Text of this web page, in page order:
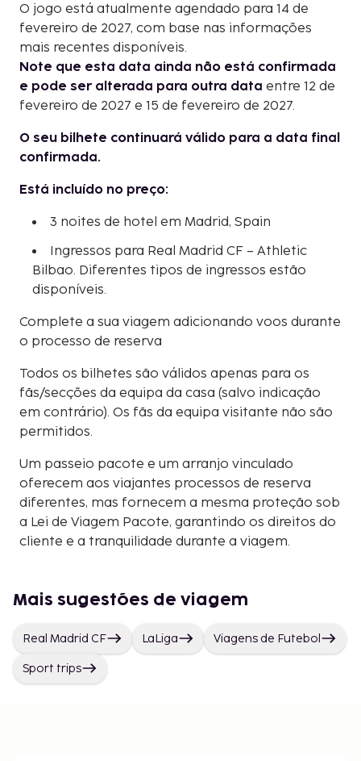
O jogo está atualmente agendado para 14 de
fevereiro de 2027, com base nas informações
mais recentes disponíveis.
Note que esta data ainda não está confirmada
e pode ser alterada para outra data entre 12 de
fevereiro de 2027 e 15 de fevereiro de 2027.
O seu bilhete continuará válido para a data final
confirmada.
Está incluído no preço:
3 noites de hotel em Madrid, Spain
Ingressos para Real Madrid CF – Athletic
Bilbao. Diferentes tipos de ingressos estão
disponíveis.
Complete a sua viagem adicionando voos durante
o processo de reserva
Todos os bilhetes são válidos apenas para os
fãs/secções da equipa da casa (salvo indicação
em contrário). Os fãs da equipa visitante não são
permitidos.
Um passeio pacote e um arranjo vinculado
oferecem aos viajantes processos de reserva
diferentes, mas fornecem a mesma proteção sob
a Lei de Viagem Pacote, garantindo os direitos do
cliente e a tranquilidade durante a viagem.
Mais sugestões de viagem
Real Madrid CF LaLiga Viagens de Futebol
Sport trips